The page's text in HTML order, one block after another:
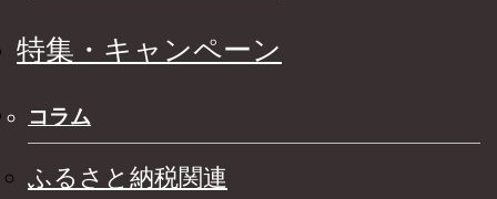
特集・キャンペーン
コラム
ふるさと納税関連